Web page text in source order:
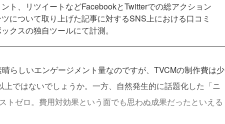
ト、リツイートなどFacebookとTwitterでの総アクション
について取り上げた記事に対するSNS上における口コミ
クスの独自ツールにて計測。
らしいエンゲージメント量なのですが、TVCMの制作費は少
上ではないでしょうか。一方、自然発生的に話題化した「ニ
トゼロ。費用対効果という面でも思わぬ成果だったといえる